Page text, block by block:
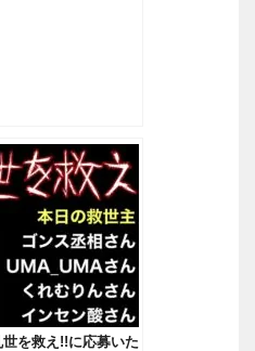
を救え!!に応募いた